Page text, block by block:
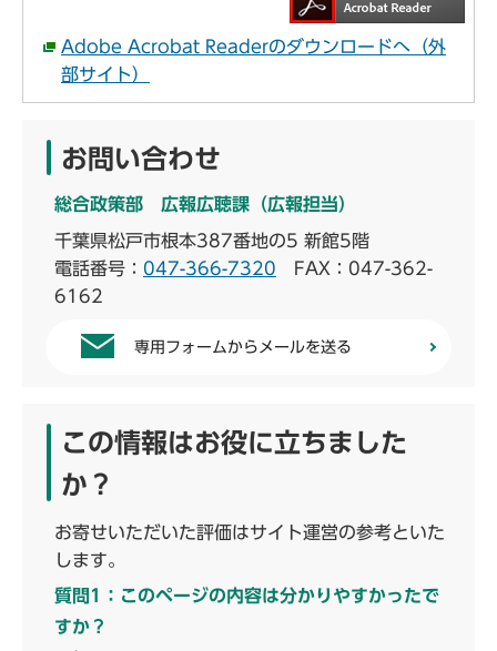
Adobe Acrobat Readerのダウンロードへ（外
部サイト）
お問い合わせ
総合政策部 広報広聴課（広報担当）
千葉県松戸市根本387番地の5 新館5階
電話番号： 047-366-7320 FAX：047-362-
6162
専用フォームからメールを送る
この情報はお役に立ちました
か？
お寄せいただいた評価はサイト運営の参考といた
します。
質問1：このページの内容は分かりやすかったで
すか？